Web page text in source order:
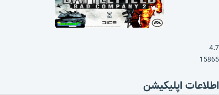
4.7
15865
اطلاعات اپلیکیشن